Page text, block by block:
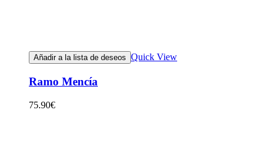
Añadir a la lista de deseos Quick View
Ramo Mencía
75.90€